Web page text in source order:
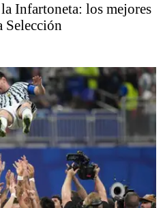
Infartoneta: los mejores
Selección